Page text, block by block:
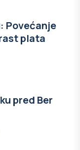
Povećanje
plata
pred Ber